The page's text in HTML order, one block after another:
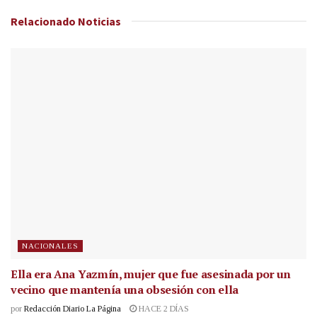
Relacionado Noticias
NACIONALES
Ella era Ana Yazmín, mujer que fue asesinada por un
vecino que mantenía una obsesión con ella
por Redacción Diario La Página HACE 2 DÍAS